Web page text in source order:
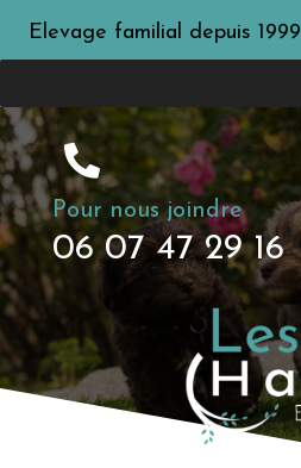
Elevage familial depuis 1999
Pour nous joindre
06 07 47 29 16